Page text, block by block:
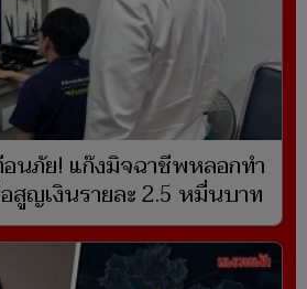
นภัย! แก๊งมิจฉาชีพหลอกทำ
สูญเงินรายละ 2.5 หมื่นบาท